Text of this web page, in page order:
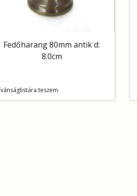
Fedőharang 80mm antik d:
8.0cm
teszem